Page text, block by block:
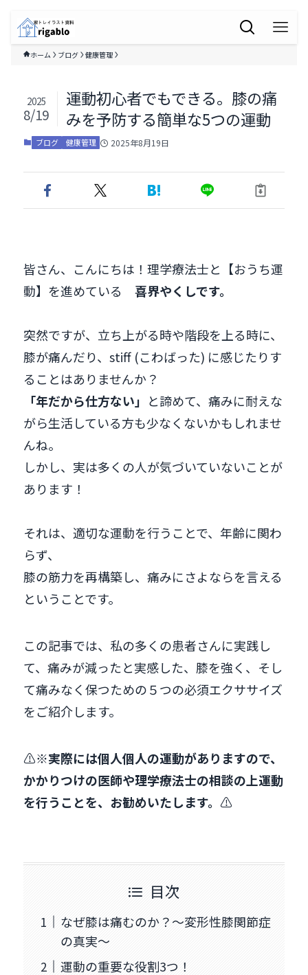
ホーム ブログ 健康管理
運動初心者でもできる。膝の痛
みを予防する簡単な5つの運動
2025
8/19
ブログ 健康管理 2025年8月19日
皆さん、こんにちは！理学療法士と【おうち運
動】を進めている喜界やくしです。
突然ですが、立ち上がる時や階段を上る時に、
膝が痛んだり、stiff (こわばった) に感じたりす
ることはありませんか？
「年だから仕方ない」 と諦めて、痛みに耐えな
がら生活している方も少なくないかもしれませ
んね。
しかし、実は多くの人が気づいていないことが
あります！
それは、適切な運動を行うことで、年齢に関わ
らず、
膝の筋力を再構築し、痛みにさよならを言える
ということです。
この記事では、私の多くの患者さんに実践し
て、痛みが減ったと実感した、膝を強く、そし
て痛みなく保つための５つの必須エクササイズ
をご紹介します。
⚠️※実際には個人個人の運動がありますので、
かかりつけの医師や理学療法士の相談の上運動
を行うことを、お勧めいたします。 ⚠️
目次
なぜ膝は痛むのか？〜変形性膝関節症
の真実〜
運動の重要な役割3つ！